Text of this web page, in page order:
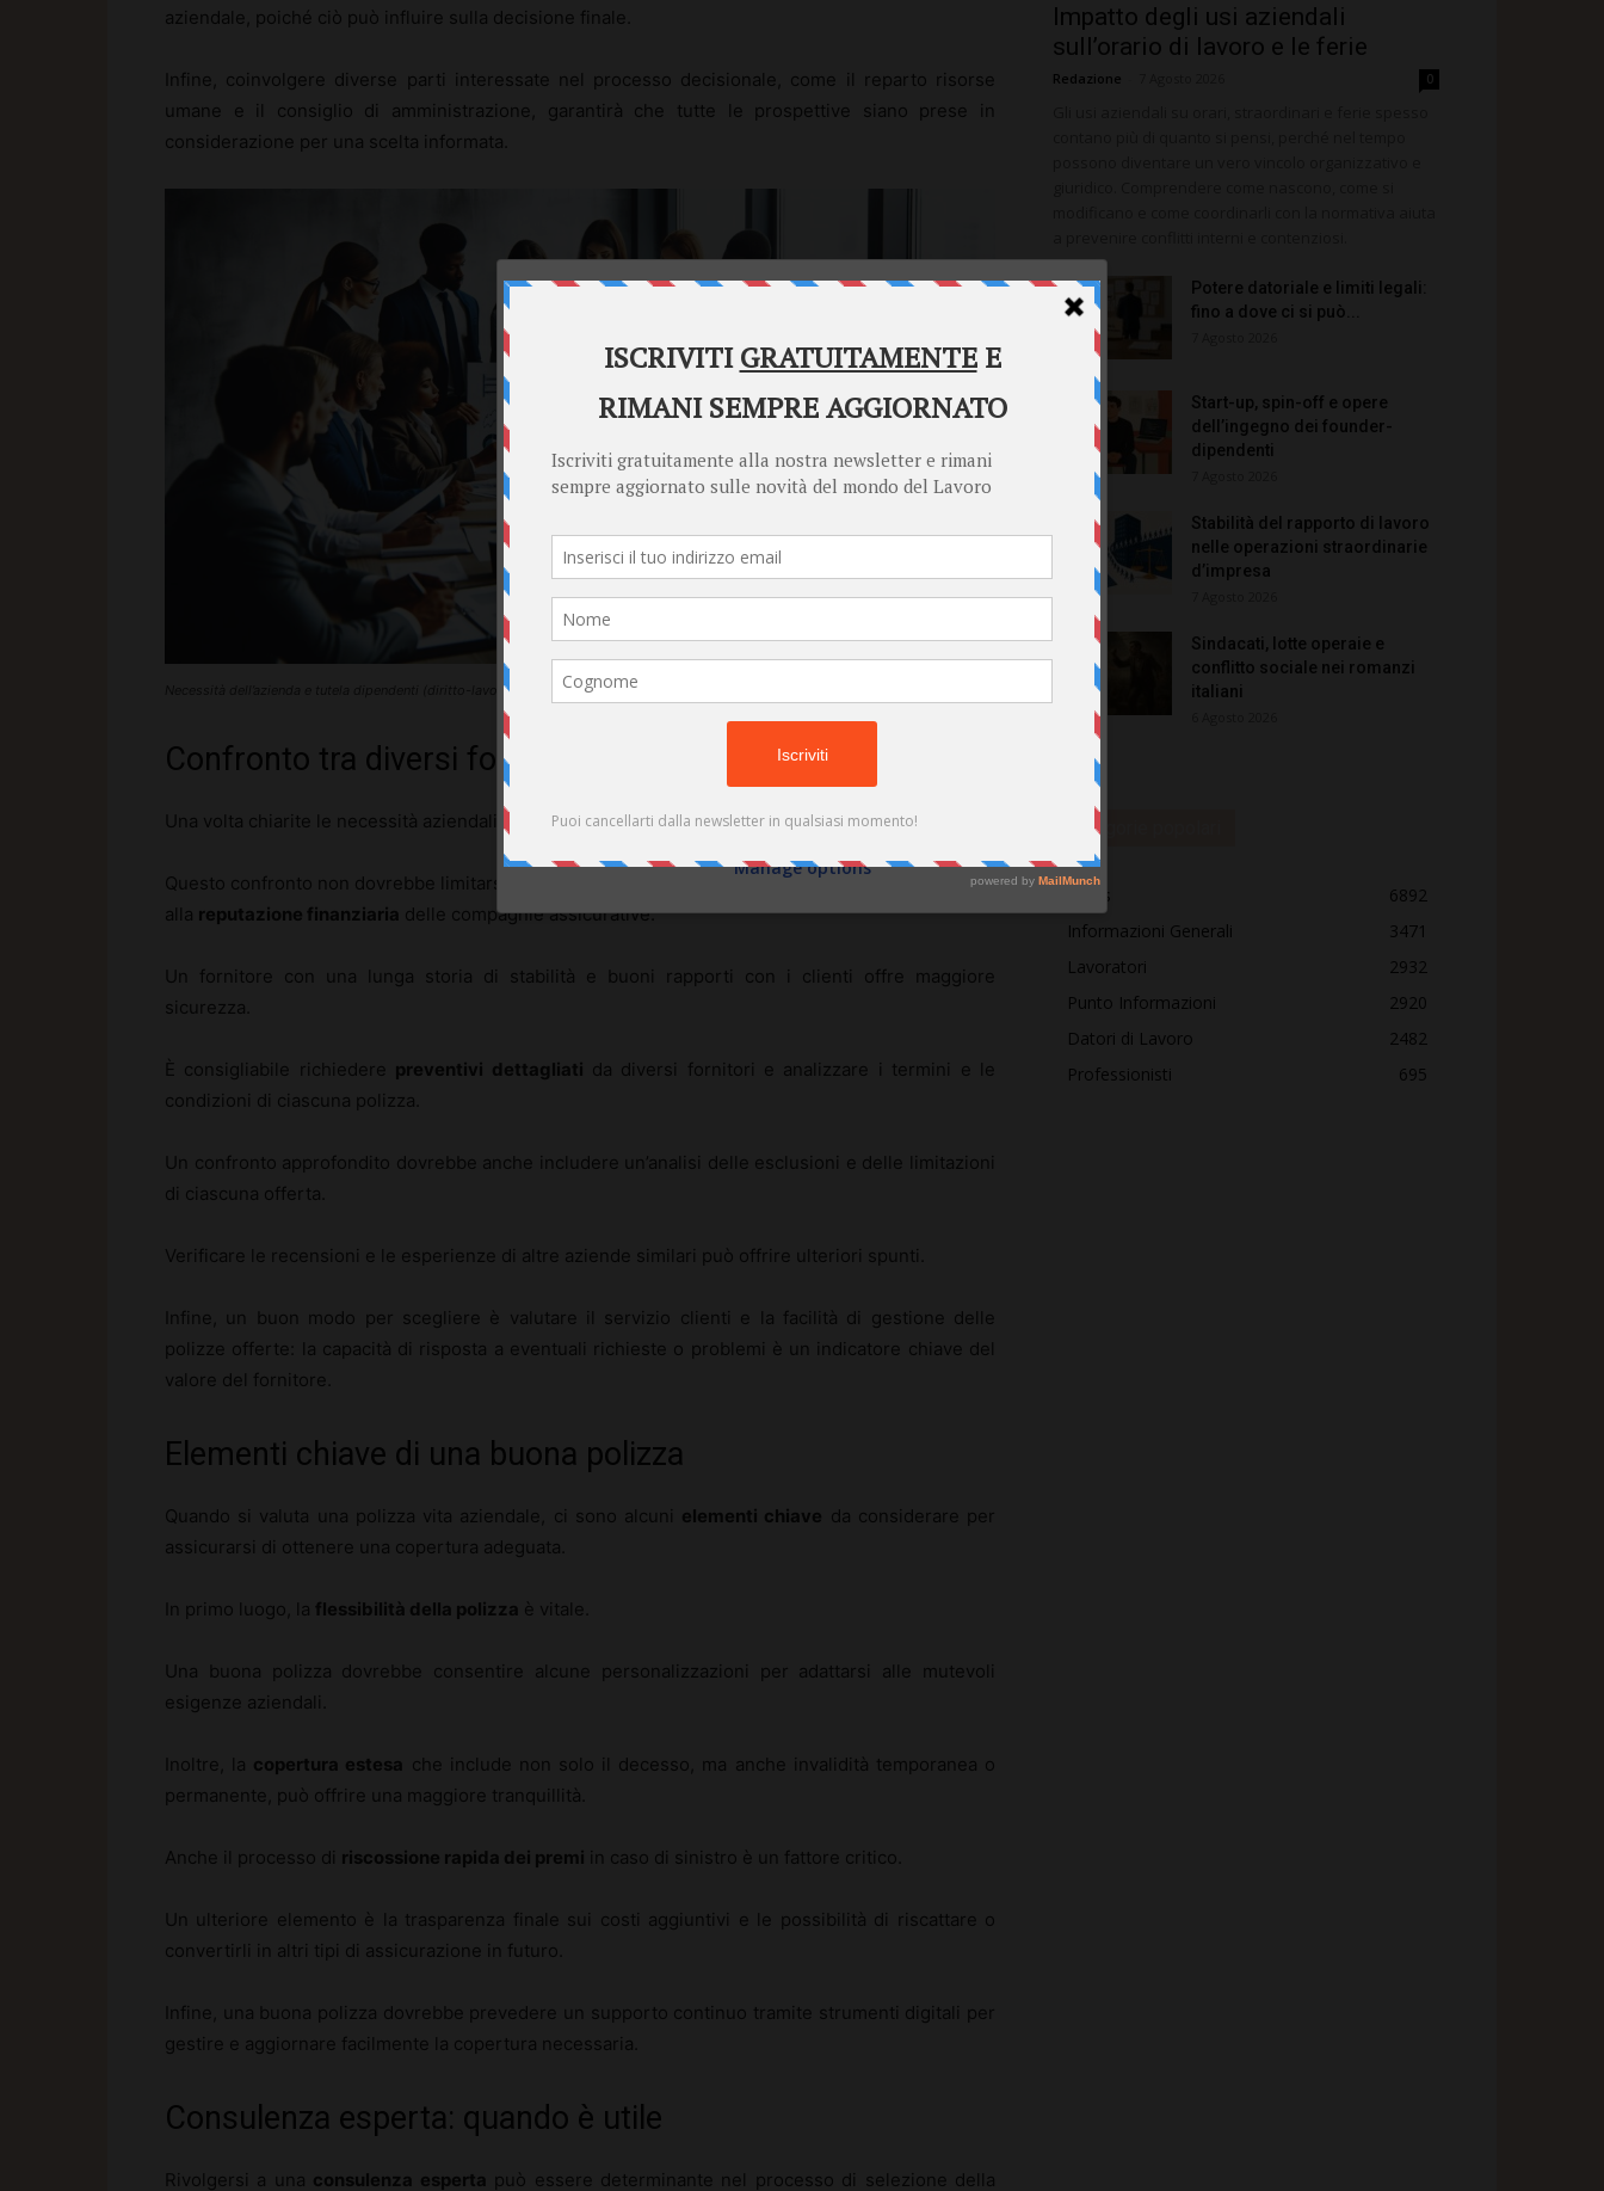
aziendale, poiché ciò può influire sulla decisione finale.
Infine, coinvolgere diverse parti interessate nel processo decisionale, come il reparto risorse
umane e il consiglio di amministrazione, garantirà che tutte le prospettive siano prese in
considerazione per una scelta informata.
Necessità dell’azienda e tutela dipendenti (diritto-lavoro.com)
Confronto tra diversi fornitori
Una volta chiarite le necessità aziendali, il passo successivo è confrontare diversi fornitori
Questo confronto non dovrebbe limitarsi solo ai premi e alle tariffe offerte, ma anche alla solidità e
alla reputazione finanziaria delle compagnie assicurative.
Un fornitore con una lunga storia di stabilità e buoni rapporti con i clienti offre maggiore
sicurezza.
È consigliabile richiedere preventivi dettagliati da diversi fornitori e analizzare i termini e le
condizioni di ciascuna polizza.
Un confronto approfondito dovrebbe anche includere un’analisi delle esclusioni e delle limitazioni
di ciascuna offerta.
Verificare le recensioni e le esperienze di altre aziende similari può offrire ulteriori spunti.
Infine, un buon modo per scegliere è valutare il servizio clienti e la facilità di gestione delle
polizze offerte: la capacità di risposta a eventuali richieste o problemi è un indicatore chiave del
valore del fornitore.
Elementi chiave di una buona polizza
Quando si valuta una polizza vita aziendale, ci sono alcuni elementi chiave da considerare per
assicurarsi di ottenere una copertura adeguata.
In primo luogo, la flessibilità della polizza è vitale.
Una buona polizza dovrebbe consentire alcune personalizzazioni per adattarsi alle mutevoli
esigenze aziendali.
Inoltre, la copertura estesa che include non solo il decesso, ma anche invalidità temporanea o
permanente, può offrire una maggiore tranquillità.
Anche il processo di riscossione rapida dei premi in caso di sinistro è un fattore critico.
Un ulteriore elemento è la trasparenza finale sui costi aggiuntivi e le possibilità di riscattare o
convertirli in altri tipi di assicurazione in futuro.
Infine, una buona polizza dovrebbe prevedere un supporto continuo tramite strumenti digitali per
gestire e aggiornare facilmente la copertura necessaria.
Consulenza esperta: quando è utile
Rivolgersi a una consulenza esperta può essere determinante nel processo di selezione della
Impatto degli usi aziendali
sull’orario di lavoro e le ferie
Redazione 0
Potere datoriale e limiti legali:
fino a dove ci si può...
Start-up, spin-off e opere
dell’ingegno dei founder-
dipendenti
Stabilità del rapporto di lavoro
nelle operazioni straordinarie
d’impresa
Sindacati, lotte operaie e
conflitto sociale nei romanzi
italiani
Categorie popolari
News
6892
Informazioni Generali
3471
Lavoratori
2932
Punto Informazioni
2920
Datori di Lavoro
2482
Professionisti
695
Diritto Lavoro asks for your consent to use your
personal data for the following purposes:
Personalised advertising and content, advertising and content
Store and/or access information on a device
Learn more
Your personal data will be processed and information from your device
(cookies, unique identifiers, and other device data) may be stored by,
accessed by and shared with 681 partners, or used specifically by this
site. We and our partners may use precise geolocation data.List of
partners.
Some vendors may process your personal data on the basis of legitimate
interest, which you can object to by managing your options below. Look
for a link at the bottom of this page or in the site menu to manage or
withdraw consent in privacy and cookie settings.
Manage options